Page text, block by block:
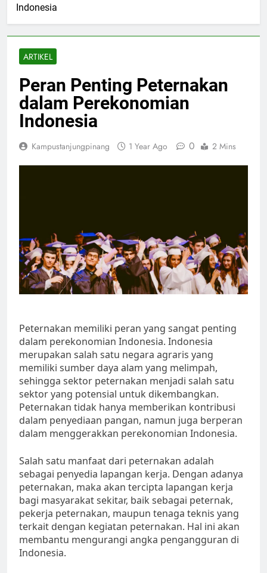
Indonesia
ARTIKEL
Peran Penting Peternakan
dalam Perekonomian
Indonesia
Kampustanjungpinang 1 Year Ago 0 2 Mins
Peternakan memiliki peran yang sangat penting
dalam perekonomian Indonesia. Indonesia
merupakan salah satu negara agraris yang
memiliki sumber daya alam yang melimpah,
sehingga sektor peternakan menjadi salah satu
sektor yang potensial untuk dikembangkan.
Peternakan tidak hanya memberikan kontribusi
dalam penyediaan pangan, namun juga berperan
dalam menggerakkan perekonomian Indonesia.
Salah satu manfaat dari peternakan adalah
sebagai penyedia lapangan kerja. Dengan adanya
peternakan, maka akan tercipta lapangan kerja
bagi masyarakat sekitar, baik sebagai peternak,
pekerja peternakan, maupun tenaga teknis yang
terkait dengan kegiatan peternakan. Hal ini akan
membantu mengurangi angka pengangguran di
Indonesia.